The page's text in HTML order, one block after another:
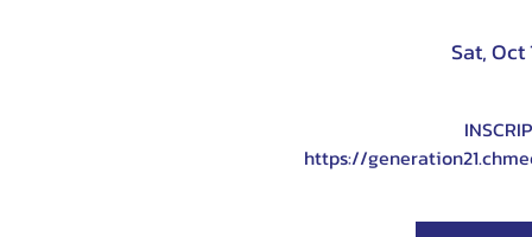
Sat, Oct
https://